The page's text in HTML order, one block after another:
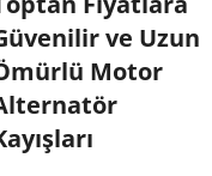
ve Uzun
Motor